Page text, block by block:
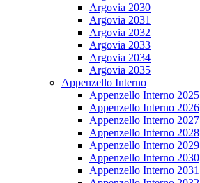
Argovia 2030
Argovia 2031
Argovia 2032
Argovia 2033
Argovia 2034
Argovia 2035
Appenzello Interno
Appenzello Interno 2025
Appenzello Interno 2026
Appenzello Interno 2027
Appenzello Interno 2028
Appenzello Interno 2029
Appenzello Interno 2030
Appenzello Interno 2031